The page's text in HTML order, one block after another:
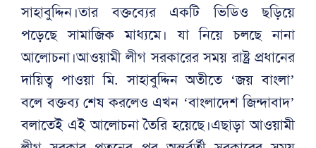
সাহাবুদ্দিন।তার বক্তব্যের একটি ভিডিও ছড়িয়ে
পড়েছে সামাজিক মাধ্যমে। যা নিয়ে চলছে নানা
আলোচনা।আওয়ামী লীগ সরকারের সময় রাষ্ট্র প্রধানের
দায়িত্ব পাওয়া মি. সাহাবুদ্দিন অতীতে ‘জয় বাংলা’
বলে বক্তব্য শেষ করলেও এখন ‘বাংলাদেশ জিন্দাবাদ’
বলাতেই এই আলোচনা তৈরি হয়েছে।এছাড়া আওয়ামী